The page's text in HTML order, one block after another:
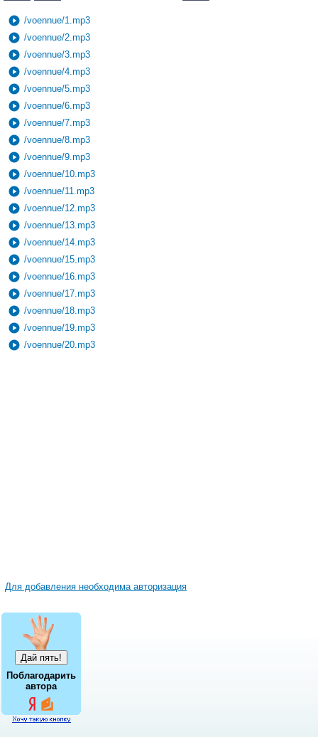
play_circle /voennue/1.mp3
play_circle /voennue/2.mp3
play_circle /voennue/3.mp3
play_circle /voennue/4.mp3
play_circle /voennue/5.mp3
play_circle /voennue/6.mp3
play_circle /voennue/7.mp3
play_circle /voennue/8.mp3
play_circle /voennue/9.mp3
play_circle /voennue/10.mp3
play_circle /voennue/11.mp3
play_circle /voennue/12.mp3
play_circle /voennue/13.mp3
play_circle /voennue/14.mp3
play_circle /voennue/15.mp3
play_circle /voennue/16.mp3
play_circle /voennue/17.mp3
play_circle /voennue/18.mp3
play_circle /voennue/19.mp3
play_circle /voennue/20.mp3
Для добавления необходима авторизация
Поблагодарить
автора